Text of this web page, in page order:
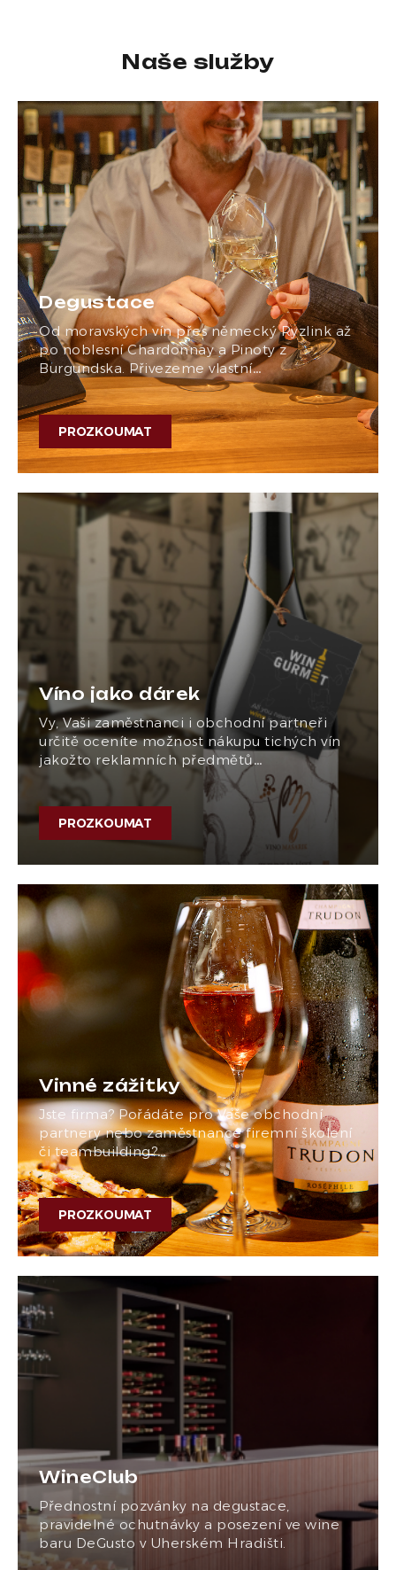
Naše služby
Degustace
Od moravských vín přes německý Ryzlink až
po noblesní Chardonnay a Pinoty z
Burgundska. Přivezeme vlastní…
PROZKOUMAT
Víno jako dárek
Vy, Vaši zaměstnanci i obchodní partneři
určitě oceníte možnost nákupu tichých vín
jakožto reklamních předmětů…
PROZKOUMAT
Vinné zážitky
Jste firma? Pořádáte pro Vaše obchodní
partnery nebo zaměstnance firemní školení
či teambuilding?…
PROZKOUMAT
WineClub
Přednostní pozvánky na degustace,
pravidelné ochutnávky a posezení ve wine
baru DeGusto v Uherském Hradišti.